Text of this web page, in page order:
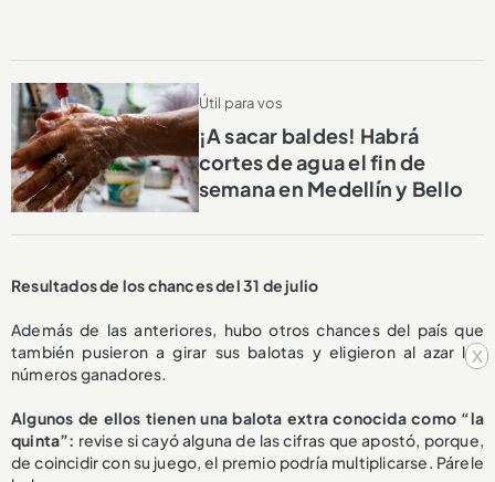
x
Útil para vos
¡A sacar baldes! Habrá
cortes de agua el fin de
semana en Medellín y Bello
Resultados de los chances del 31 de julio
Además de las anteriores, hubo otros chances del país que
también pusieron a girar sus balotas y eligieron al azar los
números ganadores.
Algunos de ellos tienen una balota extra conocida como “la
quinta”: revise si cayó alguna de las cifras que apostó, porque,
de coincidir con su juego, el premio podría multiplicarse. Párele